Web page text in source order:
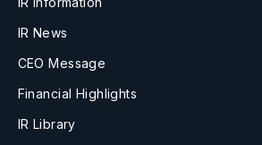
IR News
CEO Message
Financial Highlights
IR Library